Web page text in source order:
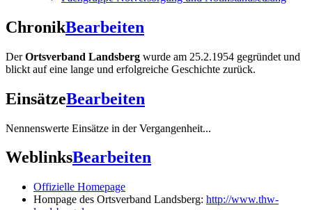
ChronikBearbeiten
DerOrtsverband Landsberg wurde am 25.2.1954 gegründet und
blickt auf eine lange und erfolgreiche Geschichte zurück.
EinsätzeBearbeiten
Nennenswerte Einsätze in der Vergangenheit...
WeblinksBearbeiten
Offizielle Homepage
Hompage des Ortsverband Landsberg: http://www.thw-